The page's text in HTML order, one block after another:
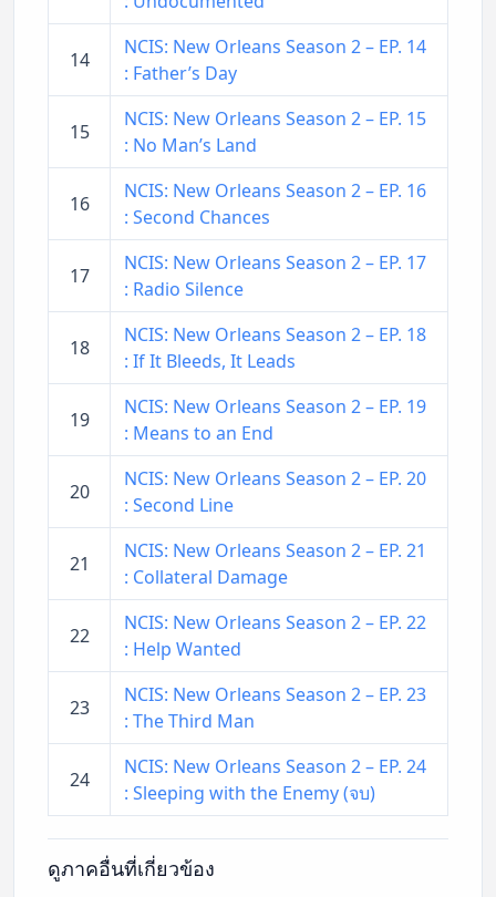
14
NCIS: New Orleans Season 2 – EP. 14
: Father’s Day
15
NCIS: New Orleans Season 2 – EP. 15
: No Man’s Land
16
NCIS: New Orleans Season 2 – EP. 16
: Second Chances
17
NCIS: New Orleans Season 2 – EP. 17
: Radio Silence
18
NCIS: New Orleans Season 2 – EP. 18
: If It Bleeds, It Leads
19
NCIS: New Orleans Season 2 – EP. 19
: Means to an End
20
NCIS: New Orleans Season 2 – EP. 20
: Second Line
21
NCIS: New Orleans Season 2 – EP. 21
: Collateral Damage
22
NCIS: New Orleans Season 2 – EP. 22
: Help Wanted
23
NCIS: New Orleans Season 2 – EP. 23
: The Third Man
24
NCIS: New Orleans Season 2 – EP. 24
: Sleeping with the Enemy (จบ)
ดูภาคอื่นที่เกี่ยวข้อง